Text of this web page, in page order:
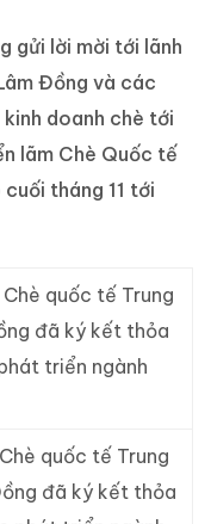
gửi lời mời tới lãnh
Đồng và các
doanh chè tới
lãm Chè Quốc tế
tháng 11 tới
quốc tế Trung
đã ký kết thỏa